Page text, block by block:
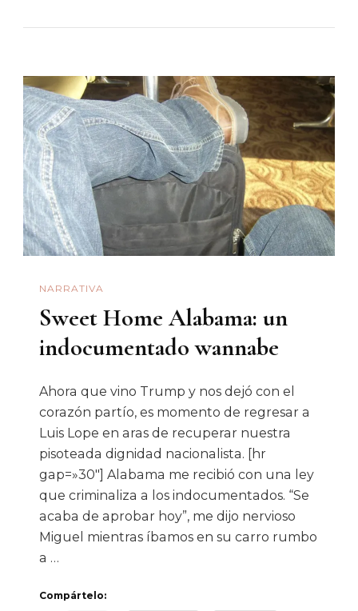
NARRATIVA
Sweet Home Alabama: un
indocumentado wannabe
Ahora que vino Trump y nos dejó con el
corazón partío, es momento de regresar a
Luis Lope en aras de recuperar nuestra
pisoteada dignidad nacionalista. [hr
gap=»30″] Alabama me recibió con una ley
que criminaliza a los indocumentados. “Se
acaba de aprobar hoy”, me dijo nervioso
Miguel mientras íbamos en su carro rumbo
a …
Compártelo: